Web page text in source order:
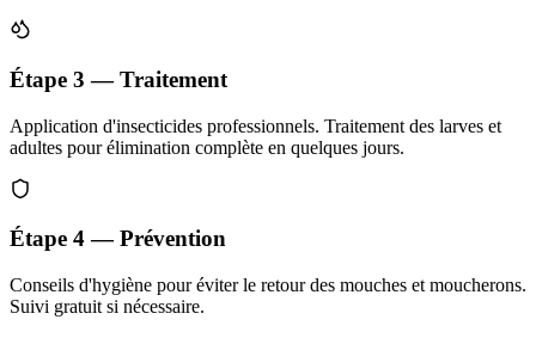
Étape 3 — Traitement
Application d'insecticides professionnels. Traitement des larves et
adultes pour élimination complète en quelques jours.
Étape 4 — Prévention
Conseils d'hygiène pour éviter le retour des mouches et moucherons.
Suivi gratuit si nécessaire.